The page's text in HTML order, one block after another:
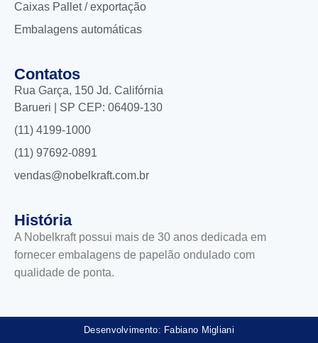
Caixas Pallet / exportação
Embalagens automáticas
Contatos
Rua Garça, 150 Jd. Califórnia
Barueri | SP CEP: 06409-130
(11) 4199-1000
(11) 97692-0891
vendas@nobelkraft.com.br
História
A Nobelkraft possui mais de 30 anos dedicada em
fornecer embalagens de papelão ondulado com
qualidade de ponta.
Desenvolvimento: Fabiano Migliani